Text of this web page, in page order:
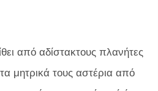
από αδίστακτους πλανήτες
μητρικά τους αστέρια από